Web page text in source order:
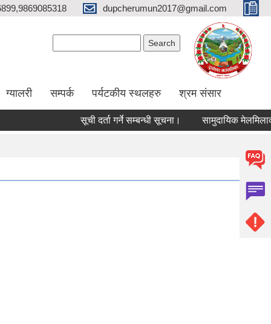
dupcherumun2017@gmail.com
ग्यालरी सम्पर्क पर्यटकीय स्थलहरु श्रम संसार
सूची दर्ता गर्ने सम्बन्धी सूचना। सामुदायिक